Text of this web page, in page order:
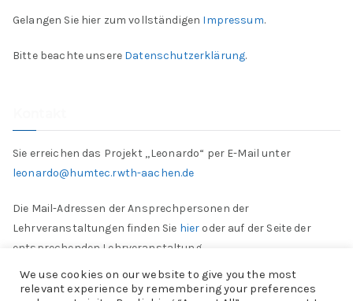
Gelangen Sie hier zum vollständigen Impressum.
Bitte beachte unsere Datenschutzerklärung.
Sie erreichen das Projekt „Leonardo“ per E-Mail unter
leonardo@humtec.rwth-aachen.de
Die Mail-Adressen der Ansprechpersonen der
Lehrveranstaltungen finden Sie hier oder auf der Seite der
entsprechenden Lehrveranstaltung.
We use cookies on our website to give you the most
relevant experience by remembering your preferences